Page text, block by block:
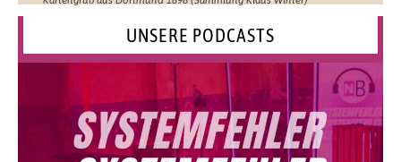
UNSERE PODCASTS